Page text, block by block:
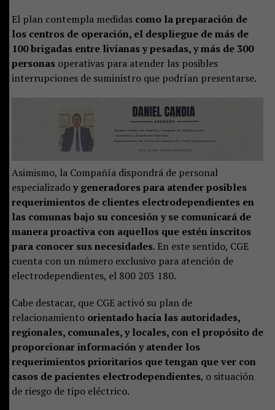
El plan contempla medidas como la preparación de
los centros de operación, el despliegue de más de
100 brigadas entre livianas y pesadas, y más de 300
personas operativas para atender las posibles
interrupciones de suministro que podrían presentarse.
Asimismo, la Compañía dispondrá de personal
especializadoy generadores para atender posibles
requerimientos de clientes electrodependientes en
las comunas bajo su concesión y se comunicará de
manera proactiva con aquellos que estén inscritos
para conocer sus necesidades. En este sentido, CGE
cuenta con un número exclusivo para atención de
electrodependientes, el 800 203 180.
Cabe destacar, que CGE activó su plan de
relacionamiento orientado hacia las autoridades,
regionales, comunales, y locales, con el propósito de
proporcionar información y atender los
requerimientos prioritarios que tengan que ver con
casos de pacientes electrodependientes, o situación
de riesgo de tipo eléctrico.